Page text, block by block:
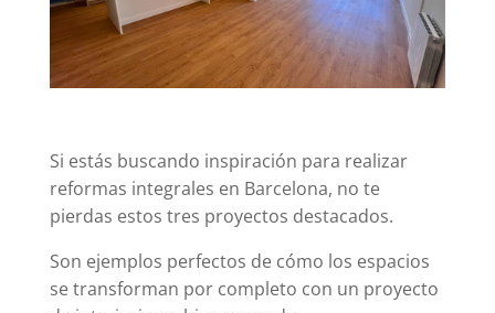
Si estás buscando inspiración para realizar
reformas integrales en Barcelona, no te
pierdas estos tres proyectos destacados.
Son ejemplos perfectos de cómo los espacios
se transforman por completo con un proyecto